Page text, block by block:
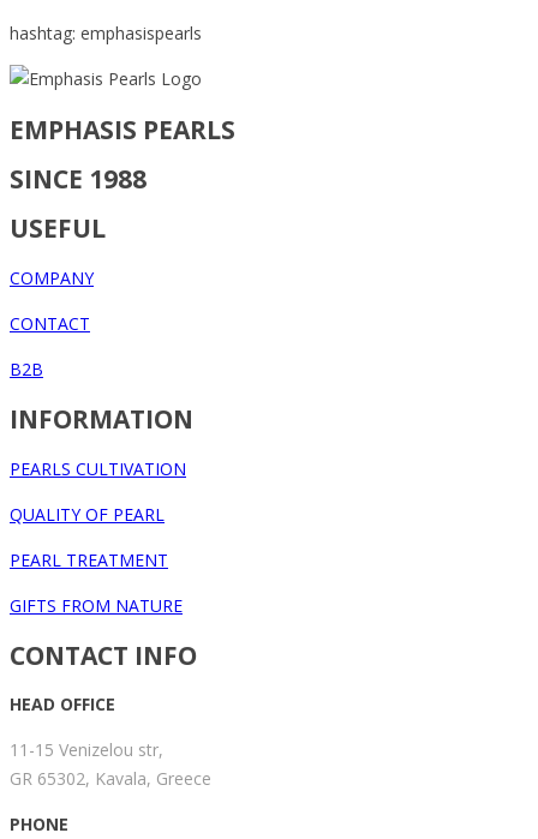
hashtag: emphasispearls
EMPHASIS PEARLS
SINCE 1988
USEFUL
COMPANY
CONTACT
B2B
INFORMATION
PEARLS CULTIVATION
QUALITY OF PEARL
PEARL TREATMENT
GIFTS FROM NATURE
CONTACT INFO
HEAD OFFICE
11-15 Venizelou str,
GR 65302, Kavala, Greece
PHONE